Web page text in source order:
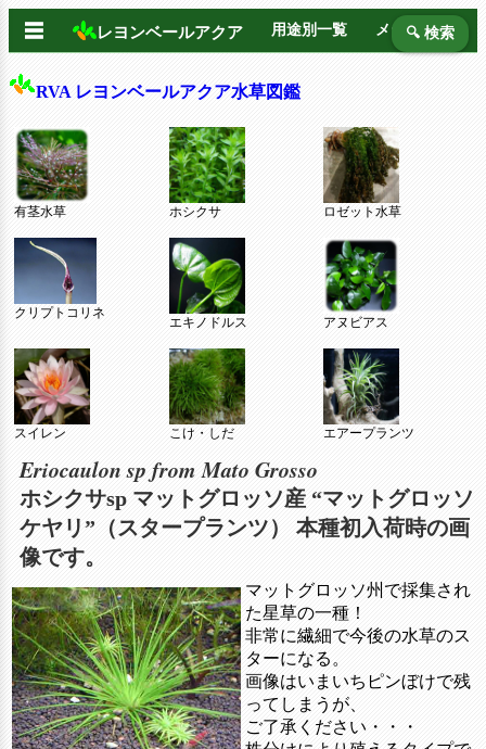
☰ レヨンベールアクア 用途別一覧 メーカー別
🔍 検索
RVA レヨンベールアクア水草図鑑
有茎水草 ホシクサ ロゼット水草
クリプトコリネ
エキノドルス アヌビアス
スイレン こけ・しだ エアープランツ
Eriocaulon sp from Mato Grosso
ホシクサsp マットグロッソ産 “マットグロッソ
ケヤリ”（スタープランツ） 本種初入荷時の画
像です。
マットグロッソ州で採集され
た星草の一種！
非常に繊細で今後の水草のス
ターになる。
画像はいまいちピンぼけで残
ってしまうが、
ご了承ください・・・